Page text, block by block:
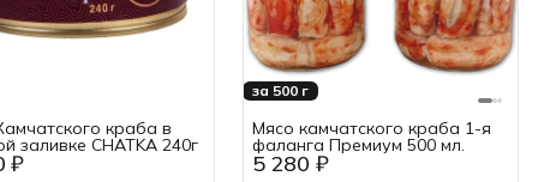
₽
краба в
заливке CHATKA 240г
за 500 г
5 280 ₽
Мясо камчатского краба 1-я
фаланга Премиум 500 мл.